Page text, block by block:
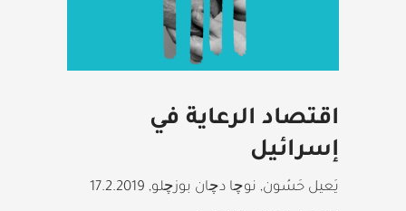
اقتصاد الرعاية في
إسرائيل
يَعيل حَسُون, نوچا دچان بوزچلو,
17.2.2019